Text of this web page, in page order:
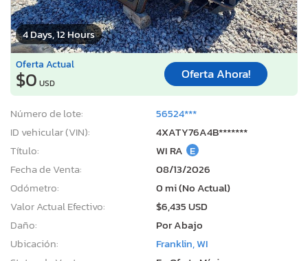
4 Days, 12 Hours
Oferta Actual
$0 USD
Oferta Ahora!
Número de lote:
56524***
ID vehicular (VIN):
4XATY76A4B*******
Título:
WI RA E
Fecha de Venta:
08/13/2026
Odómetro:
0 mi (No Actual)
Valor Actual Efectivo:
$6,435 USD
Daño:
Por Abajo
Ubicación:
Franklin, WI